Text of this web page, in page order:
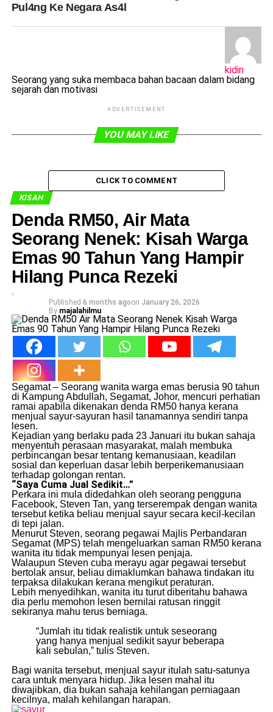
Pul4ng Ke Negara As4l
kidin
Seorang yang suka membaca bahan bacaan dalam bidang
sejarah dan motivasi
ADVERTISEMENT
YOU MAY LIKE
CLICK TO COMMENT
KISAH
Denda RM50, Air Mata
Seorang Nenek: Kisah Warga
Emas 90 Tahun Yang Hampir
Hilang Punca Rezeki
Published 6 months agoon January 26, 2026
By majalahilmu
Segamat – Seorang wanita warga emas berusia 90 tahun
di Kampung Abdullah, Segamat, Johor, mencuri perhatian
ramai apabila dikenakan denda RM50 hanya kerana
menjual sayur-sayuran hasil tanamannya sendiri tanpa
lesen.
Kejadian yang berlaku pada 23 Januari itu bukan sahaja
menyentuh perasaan masyarakat, malah membuka
perbincangan besar tentang kemanusiaan, keadilan
sosial dan keperluan dasar lebih berperikemanusiaan
terhadap golongan rentan.
“Saya Cuma Jual Sedikit…”
Perkara ini mula didedahkan oleh seorang pengguna
Facebook, Steven Tan, yang terserempak dengan wanita
tersebut ketika beliau menjual sayur secara kecil-kecilan
di tepi jalan.
Menurut Steven, seorang pegawai Majlis Perbandaran
Segamat (MPS) telah mengeluarkan saman RM50 kerana
wanita itu tidak mempunyai lesen penjaja.
Walaupun Steven cuba merayu agar pegawai tersebut
bertolak ansur, beliau dimaklumkan bahawa tindakan itu
terpaksa dilakukan kerana mengikut peraturan.
Lebih menyedihkan, wanita itu turut diberitahu bahawa
dia perlu memohon lesen bernilai ratusan ringgit
sekiranya mahu terus berniaga.
“Jumlah itu tidak realistik untuk seseorang
yang hanya menjual sedikit sayur beberapa
kali sebulan,” tulis Steven.
Bagi wanita tersebut, menjual sayur itulah satu-satunya
cara untuk menyara hidup. Jika lesen mahal itu
diwajibkan, dia bukan sahaja kehilangan perniagaan
kecilnya, malah kehilangan harapan.